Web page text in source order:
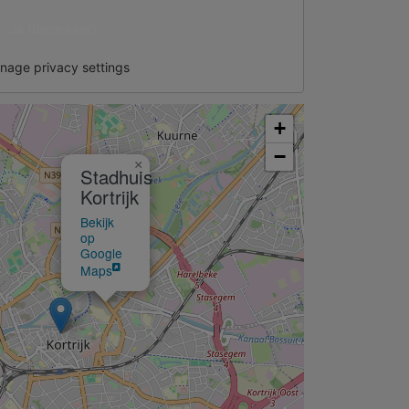
privacy settings
Stadhuis
Kortrijk
Bekijk
op
Google
Maps
×
+
−